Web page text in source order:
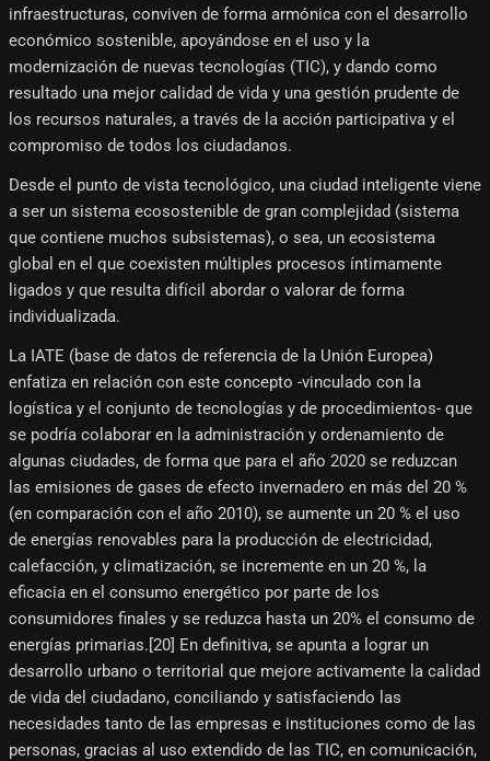
infraestructuras, conviven de forma armónica con el desarrollo
económico sostenible, apoyándose en el uso y la
modernización de nuevas tecnologías (TIC), y dando como
resultado una mejor calidad de vida y una gestión prudente de
los recursos naturales, a través de la acción participativa y el
compromiso de todos los ciudadanos.
Desde el punto de vista tecnológico, una ciudad inteligente viene
a ser un sistema ecosostenible de gran complejidad (sistema
que contiene muchos subsistemas), o sea, un ecosistema
global en el que coexisten múltiples procesos íntimamente
ligados y que resulta difícil abordar o valorar de forma
individualizada.
La IATE (base de datos de referencia de la Unión Europea)
enfatiza en relación con este concepto -vinculado con la
logística y el conjunto de tecnologías y de procedimientos- que
se podría colaborar en la administración y ordenamiento de
algunas ciudades, de forma que para el año 2020 se reduzcan
las emisiones de gases de efecto invernadero en más del 20 %
(en comparación con el año 2010), se aumente un 20 % el uso
de energías renovables para la producción de electricidad,
calefacción, y climatización, se incremente en un 20 %, la
eficacia en el consumo energético por parte de los
consumidores finales y se reduzca hasta un 20% el consumo de
energías primarias.[20]​ En definitiva, se apunta a lograr un
desarrollo urbano o territorial que mejore activamente la calidad
de vida del ciudadano, conciliando y satisfaciendo las
necesidades tanto de las empresas e instituciones como de las
personas, gracias al uso extendido de las TIC, en comunicación,